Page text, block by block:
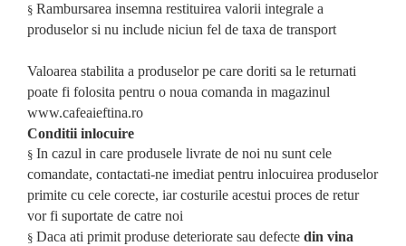
§ Rambursarea insemna restituirea valorii integrale a
produselorsi nu include niciun fel de taxa de transport
Valoarea stabilita a produselor pe care doriti sa le returnati
poate fi folosita pentru o noua comanda in magazinul
www.cafeaieftina.ro
Conditii inlocuire
§ In cazul in care produsele livrate de noi nu sunt cele
comandate, contactati-ne imediat pentru inlocuirea produselor
primite cu cele corecte, iar costurile acestui proces de retur
vor fi suportate de catre noi
§ Daca ati primit produse deteriorate sau defecte din vina